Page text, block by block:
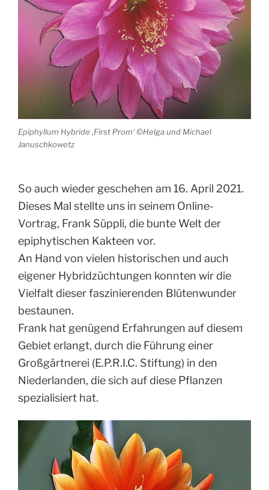
Epiphyllum Hybride ‚First Prom‘ ©Helga und Michael
Januschkowetz
So auch wieder geschehen am 16. April 2021.
Dieses Mal stellte uns in seinem Online-
Vortrag, Frank Süppli, die bunte Welt der
epiphytischen Kakteen vor.
An Hand von vielen historischen und auch
eigener Hybridzüchtungen konnten wir die
Vielfalt dieser faszinierenden Blütenwunder
bestaunen.
Frank hat genügend Erfahrungen auf diesem
Gebiet erlangt, durch die Führung einer
Großgärtnerei (E.P.R.I.C. Stiftung) in den
Niederlanden, die sich auf diese Pflanzen
spezialisiert hat.